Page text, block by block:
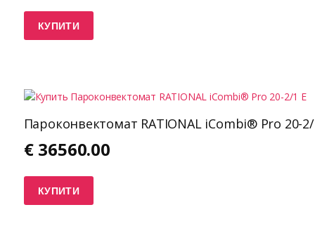
КУПИТИ
Пароконвектомат RATIONAL iCombi® Pro 20-2/
€ 36560.00
КУПИТИ